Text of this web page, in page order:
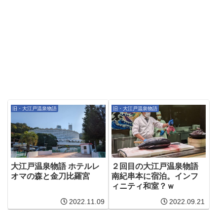
旧・大江戸温泉物語
大江戸温泉物語 ホテルレ
オマの森と金刀比羅宮
2022.11.09
旧・大江戸温泉物語
２回目の大江戸温泉物語
南紀串本に宿泊。インフ
ィニティ和室？ｗ
2022.09.21